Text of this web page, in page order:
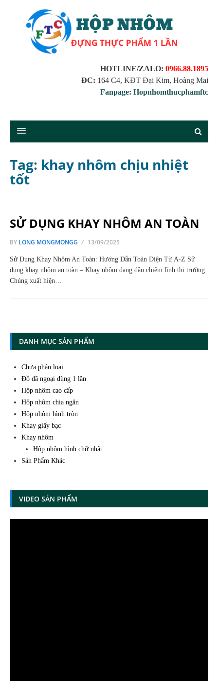
HOTLINE/ZALO: 0966.88.1895
ĐC: 164 C4, KĐT Đại Kim, Hoàng Mai
Fanpage: Hopnhomthucphamftc
Tag: khay nhôm chịu nhiệt
tốt
SỬ DỤNG KHAY NHÔM AN TOÀN
BY LONG MONGMONGG 13/09/2025
Sử Dụng Khay Nhôm An Toàn: Hướng Dẫn Toàn Diện Từ A-Z Sử
dụng khay nhôm an toàn – Khay nhôm đang dần chiếm lĩnh thị trường.
Chúng xuất hiện…
DANH MỤC SẢN PHẨM
Chưa phân loại
Đồ dã ngoại dùng 1 lần
Hộp nhôm cao cấp
Hộp nhôm chia ngăn
Hộp nhôm hình tròn
Khay giấy bạc
Khay nhôm
Hộp nhôm hình chữ nhật
Sản Phẩm Khác
VIDEO SẢN PHẨM